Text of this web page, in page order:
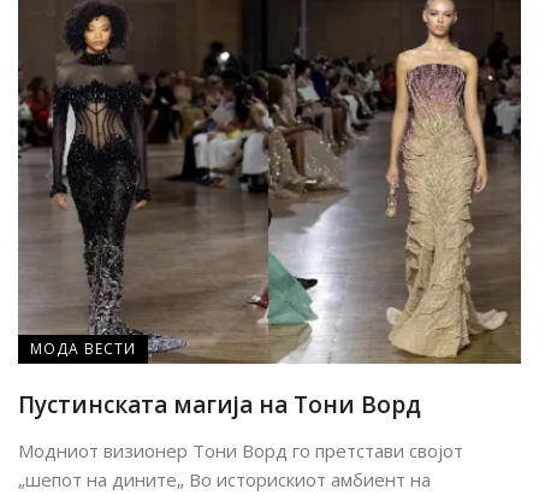
МОДА ВЕСТИ
Пустинската магија на Тони Ворд
Модниот визионер Тони Ворд го претстави својот
„шепот на дините„ Во историскиот амбиент на